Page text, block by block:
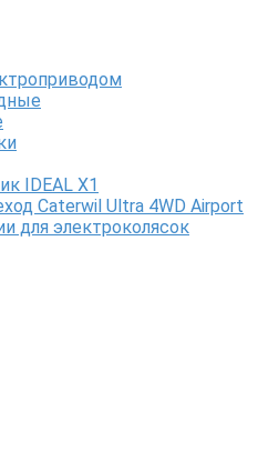
IDEAL X1
Caterwil Ultra 4WD Airport
для электроколясок